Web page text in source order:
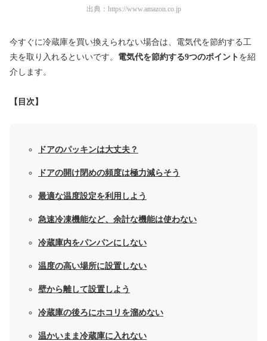
出典： https://www.amazon.co.jp
今すぐに冷蔵庫を買い換えられない場合は、電気代を節約する工
夫を取り入れるといいです。 電気代を節約する9つのポイント を紹
介します。
【目次】
ドアのパッキンは大丈夫？
ドアの開け閉めの頻度は極力減らそう
最適な温度設定を利用しよう
急速冷凍機能など、余計な機能は使わない
冷蔵庫内をパンパンにしない
温度の高い場所に設置しない
壁から離して設置しよう
冷蔵庫の後ろにホコリを溜めない
温かいまま冷蔵庫に入れない